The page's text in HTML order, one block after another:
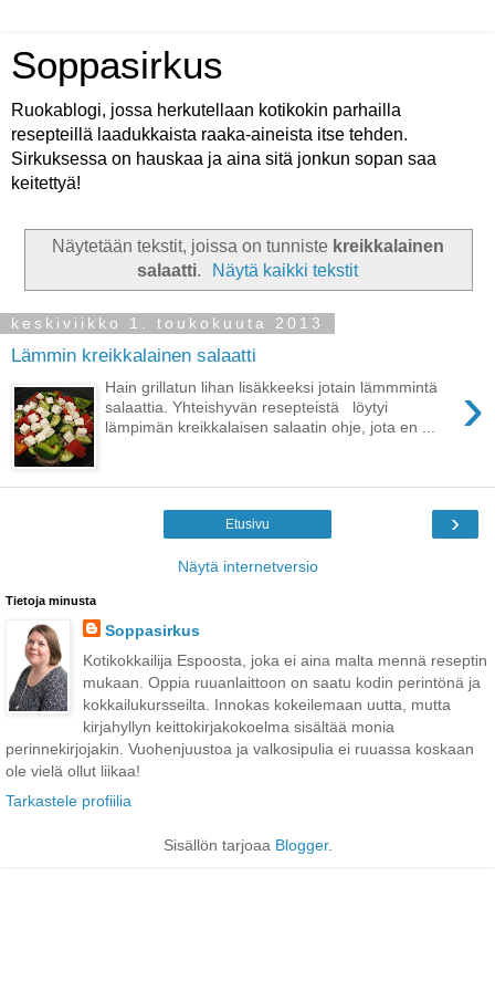
Soppasirkus
Ruokablogi, jossa herkutellaan kotikokin parhailla
resepteillä laadukkaista raaka-aineista itse tehden.
Sirkuksessa on hauskaa ja aina sitä jonkun sopan saa
keitettyä!
Näytetään tekstit, joissa on tunniste kreikkalainen
salaatti. Näytä kaikki tekstit
keskiviikko 1. toukokuuta 2013
Lämmin kreikkalainen salaatti
›
Hain grillatun lihan lisäkkeeksi jotain lämmmintä
salaattia. Yhteishyvän resepteistä löytyi
lämpimän kreikkalaisen salaatin ohje, jota en ...
›
Etusivu
Näytä internetversio
Tietoja minusta
Soppasirkus
Kotikokkailija Espoosta, joka ei aina malta mennä reseptin
mukaan. Oppia ruuanlaittoon on saatu kodin perintönä ja
kokkailukursseilta. Innokas kokeilemaan uutta, mutta
kirjahyllyn keittokirjakokoelma sisältää monia
perinnekirjojakin. Vuohenjuustoa ja valkosipulia ei ruuassa koskaan
ole vielä ollut liikaa!
Tarkastele profiilia
Sisällön tarjoaa Blogger.